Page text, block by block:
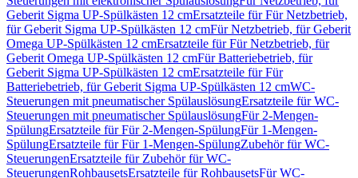
Geberit Sigma UP-Spülkästen 12 cmErsatzteile für Für Netzbetrieb,
für Geberit Sigma UP-Spülkästen 12 cmFür Netzbetrieb, für Geberit
Omega UP-Spülkästen 12 cmErsatzteile für Für Netzbetrieb, für
Geberit Omega UP-Spülkästen 12 cmFür Batteriebetrieb, für
Geberit Sigma UP-Spülkästen 12 cmErsatzteile für Für
Batteriebetrieb, für Geberit Sigma UP-Spülkästen 12 cmWC-
Steuerungen mit pneumatischer SpülauslösungErsatzteile für WC-
Steuerungen mit pneumatischer SpülauslösungFür 2-Mengen-
SpülungErsatzteile für Für 2-Mengen-SpülungFür 1-Mengen-
SpülungErsatzteile für Für 1-Mengen-SpülungZubehör für WC-
SteuerungenErsatzteile für Zubehör für WC-
SteuerungenRohbausetsErsatzteile für RohbausetsFür WC-